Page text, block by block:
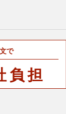
で
負担